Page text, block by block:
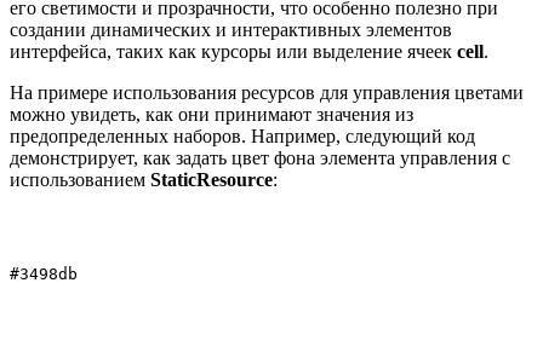
его светимости и прозрачности, что особенно полезно при
создании динамических и интерактивных элементов
интерфейса, таких как курсоры или выделение ячеек cell.
На примере использования ресурсов для управления цветами
можно увидеть, как они принимают значения из
предопределенных наборов. Например, следующий код
демонстрирует, как задать цвет фона элемента управления с
использованием StaticResource:
#3498db